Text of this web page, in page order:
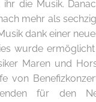
die Musik.
mehr als
dank einer
wurde
Maren und
von
für den